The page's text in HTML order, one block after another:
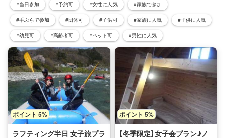
#当日参加 #予約可 #女性に人気 #家族で参加
#手ぶらで参加 #団体可 #子供可 #家族に人気 #子供に人気
#幼児可 #高齢者可 #ペット可 #男性に人気
ポイント 5%
ラフティング半日 女子旅プラ
ポイント 5%
【冬季限定】女子会プラン♪ノ